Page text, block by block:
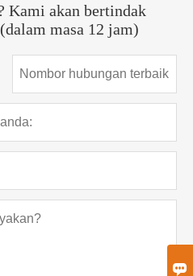
Kami akan bertindak
masa 12 jam)
